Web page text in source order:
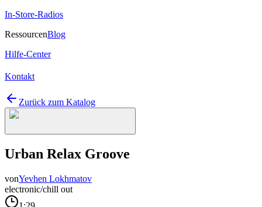
In-Store-Radios
RessourcenBlog
Hilfe-Center
Kontakt
Zurück zum Katalog
Urban Relax Groove
vonYevhen Lokhmatov
electronic/chill out